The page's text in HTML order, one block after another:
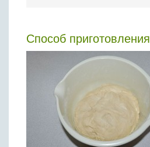
Способ приготовления